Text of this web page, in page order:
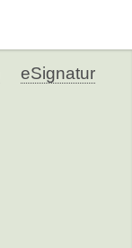
eSignatur